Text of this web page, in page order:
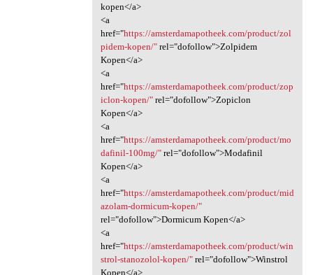
kopen</a>
<a
href="https://amsterdamapotheek.com/product/zol
pidem-kopen/"rel="dofollow">Zolpidem
Kopen</a>
<a
href="https://amsterdamapotheek.com/product/zop
iclon-kopen/"rel="dofollow">Zopiclon
Kopen</a>
<a
href="https://amsterdamapotheek.com/product/mo
dafinil-100mg/"rel="dofollow">Modafinil
Kopen</a>
<a
href="https://amsterdamapotheek.com/product/mid
azolam-dormicum-kopen/"
rel="dofollow">Dormicum Kopen</a>
<a
href="https://amsterdamapotheek.com/product/win
strol-stanozolol-kopen/"rel="dofollow">Winstrol
Kopen</a>